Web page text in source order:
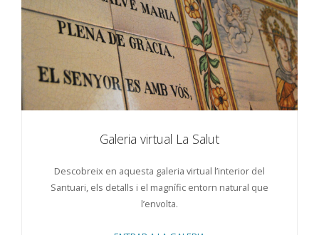
Galeria virtual La Salut
Descobreix en aquesta galeria virtual l’interior del
Santuari, els detalls i el magnífic entorn natural que
l’envolta.